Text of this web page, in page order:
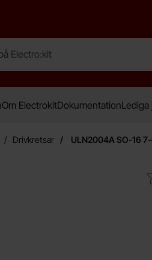
Om ElectrokitDokumentationLediga
Drivkretsar ULN2004A SO-16
Makera uLN2004A SO-16